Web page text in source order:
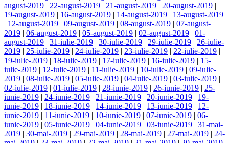
august-2019 | 22-august-2019 | 21-august-2019 | 20-august-2019 |
19-august-2019 | 16-august-2019 | 14-august-2019 | 13-august-2019
| 12-august-2019 | 09-august-2019 | 08-august-2019 | 07-august-
2019 | 06-august-2019 | 05-august-2019 | 02-august-2019 | 01-
august-2019 | 31-iulie-2019 | 30-iulie-2019 | 29-iulie-2019 | 26-iulie-
2019 | 25-iulie-2019 | 24-iulie-2019 | 23-iulie-2019 | 22-iulie-2019 |
19-iulie-2019 | 18-iulie-2019 | 17-iulie-2019 | 16-iulie-2019 | 15-
iulie-2019 | 12-iulie-2019 | 11-iulie-2019 | 10-iulie-2019 | 09-iulie-
2019 | 08-iulie-2019 | 05-iulie-2019 | 04-iulie-2019 | 03-iulie-2019 |
02-iulie-2019 | 01-iulie-2019 | 28-iunie-2019 | 26-iunie-2019 | 25-
iunie-2019 | 24-iunie-2019 | 21-iunie-2019 | 20-iunie-2019 | 19-
iunie-2019 | 18-iunie-2019 | 14-iunie-2019 | 13-iunie-2019 | 12-
iunie-2019 | 11-iunie-2019 | 10-iunie-2019 | 07-iunie-2019 | 06-
iunie-2019 | 05-iunie-2019 | 04-iunie-2019 | 03-iunie-2019 | 31-mai-
2019 | 30-mai-2019 | 29-mai-2019 | 28-mai-2019 | 27-mai-2019 | 24-